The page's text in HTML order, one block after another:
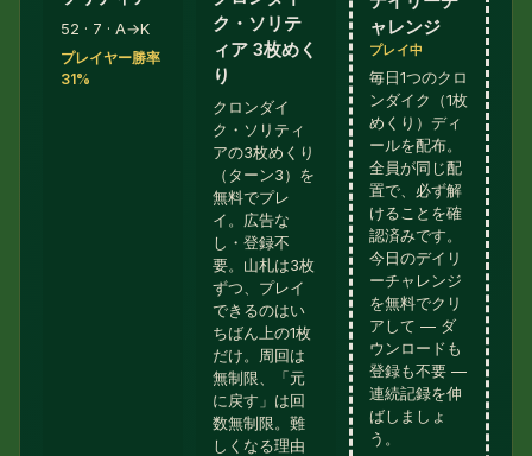
52 · 7 · A→K
プレイヤー勝率
31%
ク・ソリテ
ィア 3枚めく
り
クロンダイ
ク・ソリティ
アの3枚めくり
（ターン3）を
無料でプレ
イ。広告な
し・登録不
要。山札は3枚
ずつ、プレイ
できるのはい
ちばん上の1枚
だけ。周回は
無制限、「元
に戻す」は回
数無制限。難
しくなる理由
ャレンジ
プレイ中
毎日1つのクロ
ンダイク（1枚
めくり）ディ
ールを配布。
全員が同じ配
置で、必ず解
けることを確
認済みです。
今日のデイリ
ーチャレンジ
を無料でクリ
アして — ダ
ウンロードも
登録も不要 —
連続記録を伸
ばしましょ
う。